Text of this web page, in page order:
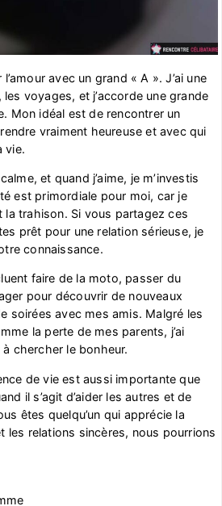
avec un grand « A ». J’ai une
voyages, et j’accorde une grande
Mon idéal est de rencontrer un
vraiment heureuse et avec qui
vie.
et quand j’aime, je m’investis
est primordiale pour moi, car je
la trahison. Si vous partagez ces
prêt pour une relation sérieuse, je
connaissance.
faire de la moto, passer du
pour découvrir de nouveaux
soirées avec mes amis. Malgré les
la perte de mes parents, j’ai
chercher le bonheur.
de vie est aussi importante que
il s’agit d’aider les autres et de
êtes quelqu’un qui apprécie la
les relations sincères, nous pourrions